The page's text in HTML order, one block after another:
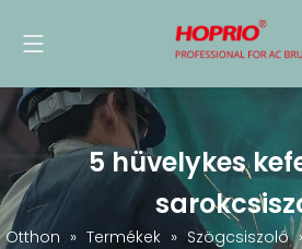
5 hüvelykes
Otthon » Termékek » Szögcsiszoló